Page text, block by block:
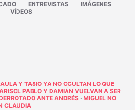
ENTREVISTAS
IMÁGENES
VÍDEOS
Y TASIO YA NO OCULTAN LO QUE
PABLO Y DAMIÁN VUELVAN A SER
ANTE ANDRÉS· MIGUEL NO
CLAUDIA